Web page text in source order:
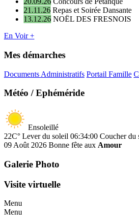
21.11.26 Repas et Soirée Dansante
13.12.26 NOËL DES FRESNOIS
En Voir +
Mes démarches
Documents Administratifs Portail Famille
Météo / Ephéméride
Ensoleillé
22C° Lever du soleil 06:34:00 Coucher du
09 Août 2026 Bonne fête aux Amour
Galerie Photo
Visite virtuelle
Menu
Menu